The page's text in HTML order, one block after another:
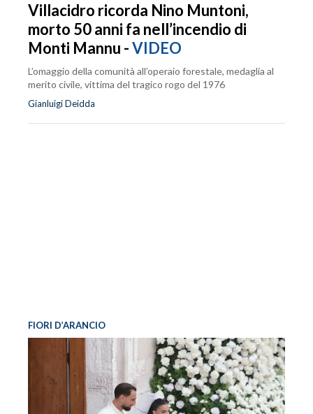
Villacidro ricorda Nino Muntoni,
morto 50 anni fa nell’incendio di
Monti Mannu -VIDEO
L’omaggio della comunità all’operaio forestale, medaglia al
merito civile, vittima del tragico rogo del 1976
Gianluigi Deidda
FIORI D’ARANCIO